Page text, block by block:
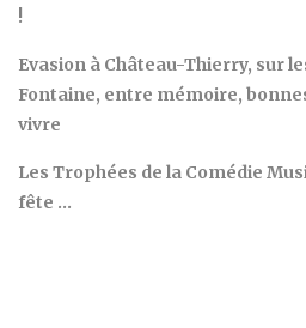
!
Evasion à Château-Thierry, sur
Fontaine, entre mémoire,
vivre
Les Trophées de la Comédie
fête …